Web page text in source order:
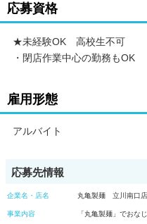
応募資格
★未経験OK 高校生不可
・閉店作業中心の勤務もOK
雇用形態
アルバイト
応募先情報
企業名・店名 丸亀製麺 立川南口店
事業内容 「丸亀製麺」でおな